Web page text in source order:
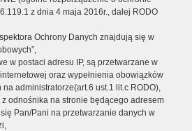
z dnia 4 maja 2016r., dalej RODO
Ochrony Danych znajdują się w
w postaci adresu IP, są przetwarzane w
oraz wypełnienia obowiązków
administratorze(art.6 ust.1 lit.c RODO),
odnośnika na stronie będącego adresem
Pan/Pani na przetwarzanie danych w